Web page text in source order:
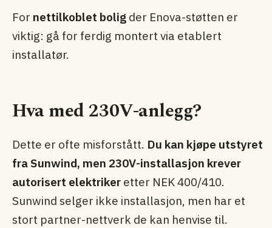
For nettilkoblet bolig der Enova-støtten er
viktig: gå for ferdig montert via etablert
installatør.
Hva med 230V-anlegg?
Dette er ofte misforstått. Du kan kjøpe utstyret
fra Sunwind, men 230V-installasjon krever
autorisert elektriker etter NEK 400/410.
Sunwind selger ikke installasjon, men har et
stort partner-nettverk de kan henvise til.